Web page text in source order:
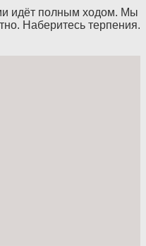
идёт полным ходом. Мы
Наберитесь терпения.